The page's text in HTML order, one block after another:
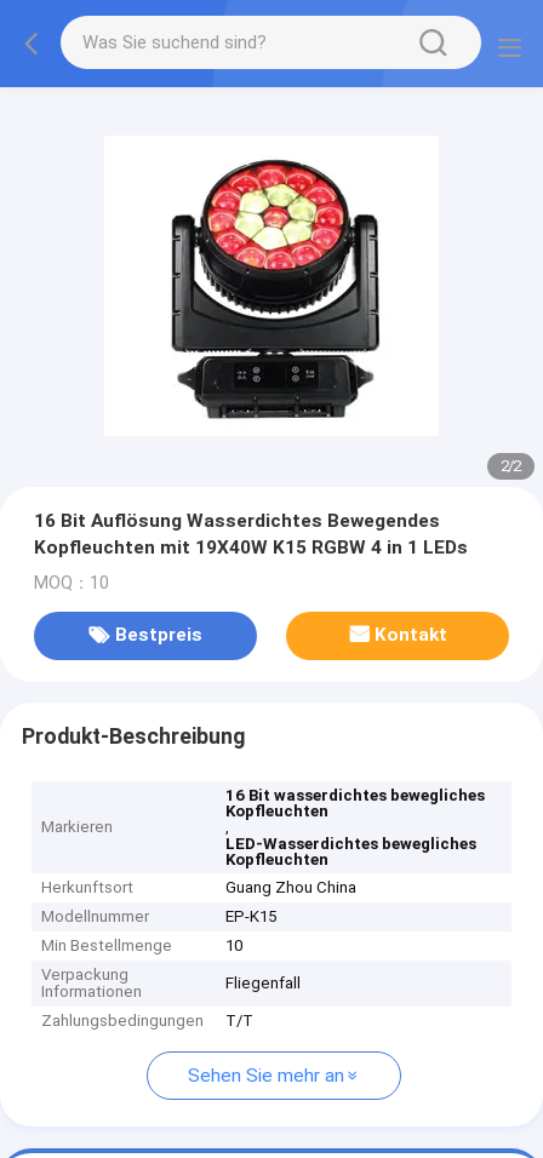
2/2
16 Bit Auflösung Wasserdichtes Bewegendes
Kopfleuchten mit 19X40W K15 RGBW 4 in 1 LEDs
MOQ：10
Bestpreis Kontakt
Produkt-Beschreibung
Markieren
16 Bit wasserdichtes bewegliches
Kopfleuchten
,
LED-Wasserdichtes bewegliches
Kopfleuchten
Herkunftsort
Guang Zhou China
Modellnummer
EP-K15
Min Bestellmenge
10
Verpackung
Informationen
Fliegenfall
Zahlungsbedingungen T/T
Sehen Sie mehr an